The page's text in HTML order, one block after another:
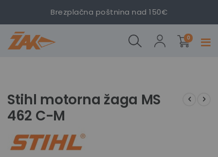
Brezplačna poštnina nad 150€
0izdelki
konec
galerije
slik
motorna
žaga MS
motorna
žaga MS
začetek
galerije
slik
Stihl motorna žaga MS
462 C-M